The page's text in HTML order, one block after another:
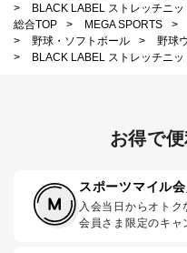
>
BLACK LABEL ストレッチニ
総合TOP
> MEGA SPORTS >
>
野球・ソフトボール > 野球
>
BLACK LABEL ストレッチニ
お得で
スポーツマイル
入会当日からオトク
会員さま限定のキャ